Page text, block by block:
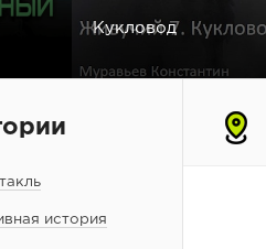
Кукловод
история